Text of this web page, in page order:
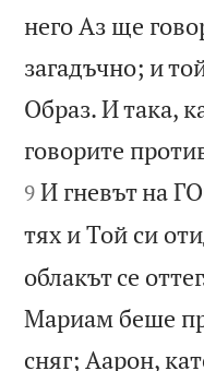
него Аз ще
загадъчно; и
Образ. И така,
говорите
9 И гневът на
тях и Той си
облакът се
Мариам беше
сняг; Аарон,